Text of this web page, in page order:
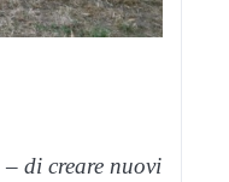
– di creare nuovi